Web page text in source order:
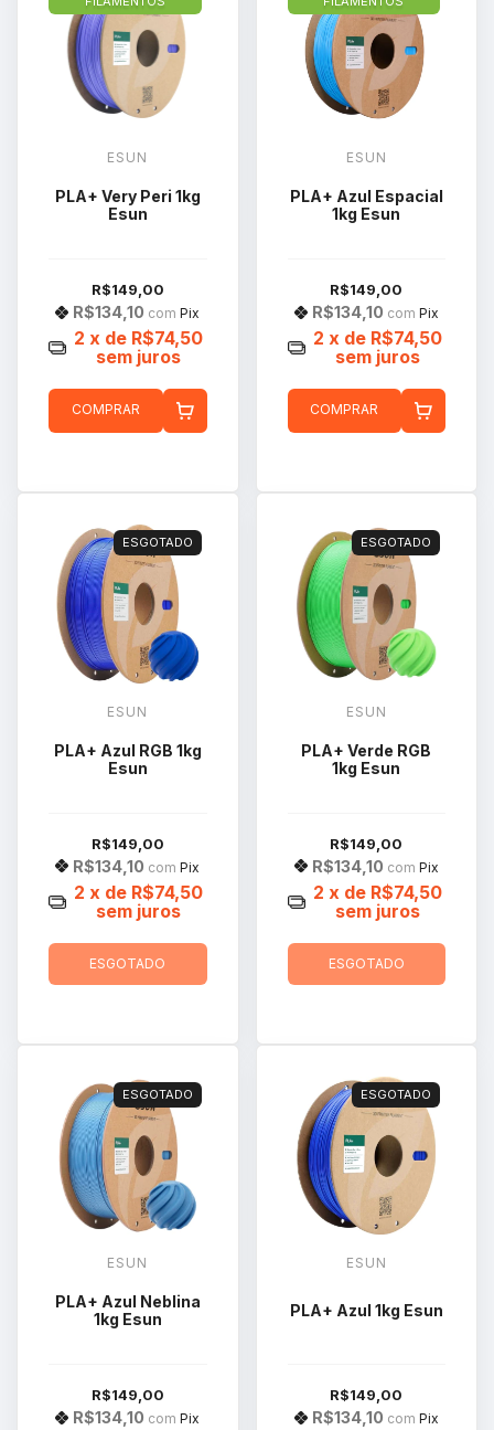
ESUN
PLA+ Very Peri 1kg
Esun
R$149,00
R$134,10 com Pix
2 x de R$74,50
sem juros
COMPRAR
ESUN
PLA+ Azul Espacial
1kg Esun
R$149,00
R$134,10 com Pix
2 x de R$74,50
sem juros
COMPRAR
ESGOTADO
ESUN
PLA+ Azul RGB 1kg
Esun
R$149,00
R$134,10 com Pix
2 x de R$74,50
sem juros
ESGOTADO
ESGOTADO
ESUN
PLA+ Verde RGB
1kg Esun
R$149,00
R$134,10 com Pix
2 x de R$74,50
sem juros
ESGOTADO
ESGOTADO
ESUN
PLA+ Azul Neblina
1kg Esun
R$149,00
R$134,10 com Pix
ESGOTADO
ESUN
PLA+ Azul 1kg Esun
R$149,00
R$134,10 com Pix